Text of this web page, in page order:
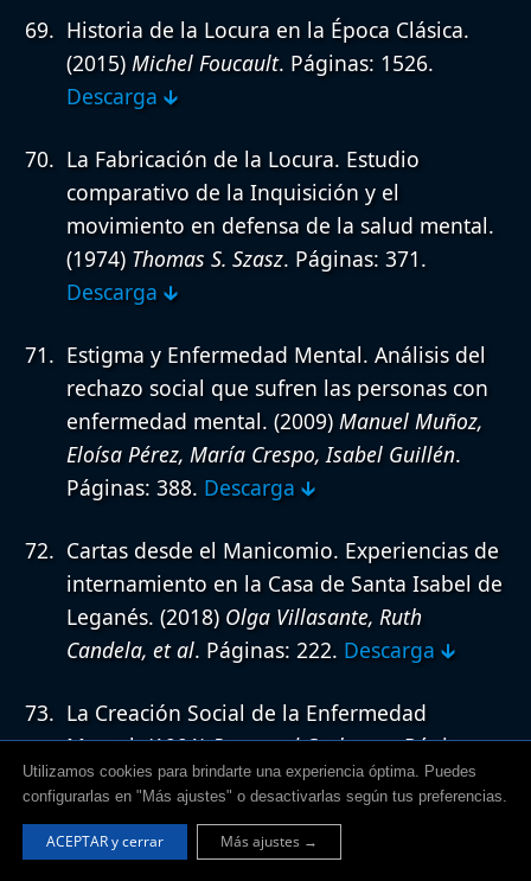
Historia de la Locura en la Época Clásica.
(2015) Michel Foucault. Páginas: 1526.
Descarga 🡳
La Fabricación de la Locura. Estudio
comparativo de la Inquisición y el
movimiento en defensa de la salud mental.
(1974) Thomas S. Szasz. Páginas: 371.
Descarga 🡳
Estigma y Enfermedad Mental. Análisis del
rechazo social que sufren las personas con
enfermedad mental. (2009) Manuel Muñoz,
Eloísa Pérez, María Crespo, Isabel Guillén.
Páginas: 388. Descarga 🡳
Cartas desde el Manicomio. Experiencias de
internamiento en la Casa de Santa Isabel de
Leganés. (2018) Olga Villasante, Ruth
Candela, et al. Páginas: 222. Descarga 🡳
La Creación Social de la Enfermedad
Mental.(1991)Raymond Cochrane. Páginas:
206.Descarga 🡳
El Mito de la Enfermedad Mental.
Utilizamos cookies para brindarte una experiencia óptima. Puedes
configurarlas en "Más ajustes" o desactivarlas según tus preferencias.
ACEPTAR y cerrar Más ajustes →